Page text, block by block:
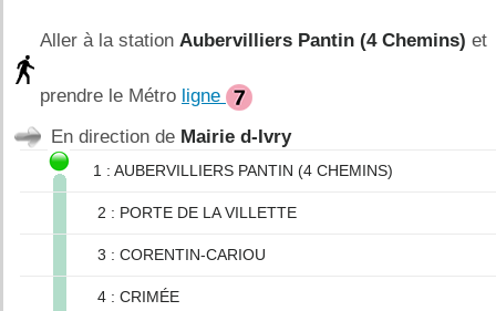
Aller à la station Aubervilliers Pantin (4 Chemins) et
prendre le Métro ligne
En direction de Mairie d-Ivry
1 : AUBERVILLIERS PANTIN (4 CHEMINS)
2 : PORTE DE LA VILLETTE
3 : CORENTIN-CARIOU
4 : CRIMÉE